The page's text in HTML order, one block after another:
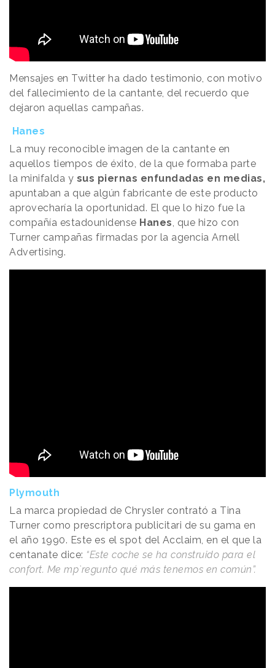
Mensajes en Twitter ha dado testimonio, con motivo
del fallecimiento de la cantante, del recuerdo que
dejaron aquellas campañas.
Hanes
La muy reconocible imagen de la cantante en
aquellos tiempos de éxito, de la que formaba parte
la minifalda y sus piernas enfundadas en medias,
apuntaban a que algún fabricante de este producto
aprovecharía la oportunidad. El que lo hizo fue la
compañía estadounidense Hanes , que hizo con
Turner campañas firmadas por la agencia Arnell
Advertising.
Plymouth
La marca propiedad de Chrysler contrató a Tina
Turner como prescriptora publicitari de su gama en
el año 1990. Este es el spot del Acclaim, en el que la
centanate dice: “Este coche se ha construido para el
confort. Me mp`regunto qué más tenemos en común”.